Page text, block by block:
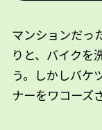
マンションだっ
りと、バイクを
う。しかしバケ
ナーをワコーズ